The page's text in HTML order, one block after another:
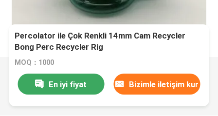
Percolator ile Çok Renkli 14mm Cam Recycler
Bong Perc Recycler Rig
MOQ：1000
En iyi fiyat Bizimle iletişim kur